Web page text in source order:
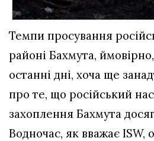
Темпи просування
районі Бахмута,
останні дні, хоча ще
про те, що російський
захоплення Бахмута
Водночас, як вважає ISW,